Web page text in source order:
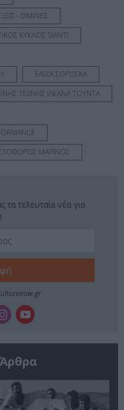
- ΟΜΙΛΙΕΣ
ΚΥΚΛΟΣ SIANTI
ΕΛΙΖΑ ΣΟΡΟΓΚΑ
ΤΕΧΝΗΣ ΙΛΕΑΝΑ ΤΟΥΝΤΑ
ΜΑΡΙΝΟΣ
τελευταία νέα για